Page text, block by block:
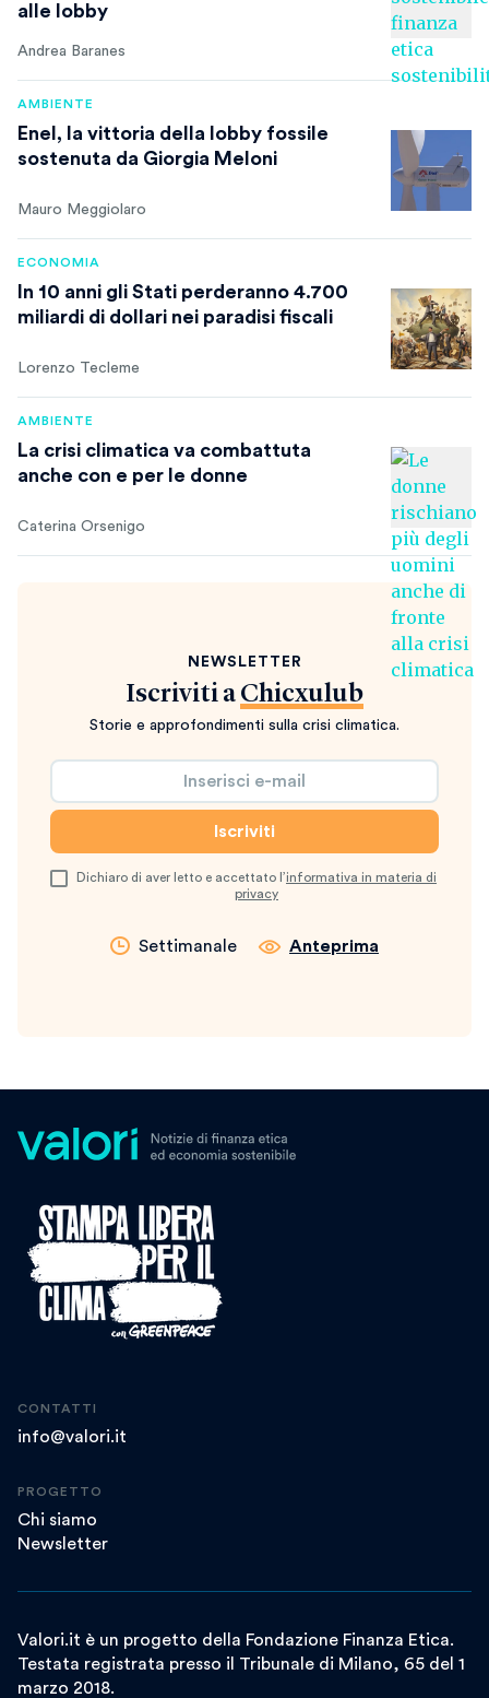
alle lobby
Andrea Baranes
AMBIENTE
Enel, la vittoria della lobby fossile
sostenuta da Giorgia Meloni
Mauro Meggiolaro
ECONOMIA
In 10 anni gli Stati perderanno 4.700
miliardi di dollari nei paradisi fiscali
Lorenzo Tecleme
AMBIENTE
La crisi climatica va combattuta
anche con e per le donne
Caterina Orsenigo
NEWSLETTER
Iscriviti a Chicxulub
Storie e approfondimenti sulla crisi climatica.
Dichiaro di aver letto e accettato l’informativa in materia di
privacy
Settimanale Anteprima
CONTATTI
info@valori.it
PROGETTO
Chi siamo
Newsletter
Valori.it è un progetto della Fondazione Finanza Etica.
Testata registrata presso il Tribunale di Milano, 65 del 1
marzo 2018.